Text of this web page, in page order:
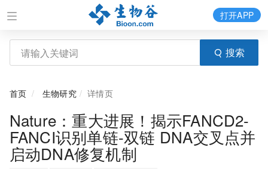
搜索
打开APP
首页 生物研究 详情页
Nature：重大进展！揭示FANCD2-
FANCI识别单链-双链 DNA交叉点并
启动DNA修复机制